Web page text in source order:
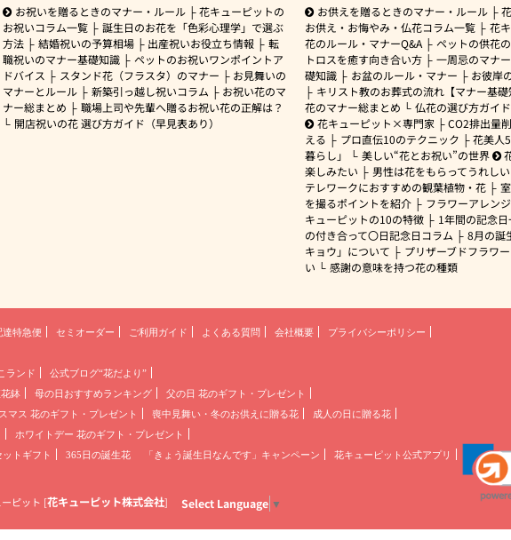
お祝いを贈るときのマナー・ルール
花キューピットの
お祝いコラム一覧
誕生日のお花を「色彩心理学」で選ぶ
方法
結婚祝いの予算相場 出産祝いお役立ち情報
転
職祝いのマナー基礎知識
ペットのお祝いワンポイントア
ドバイス
スタンド花（フラスタ）のマナー
お見舞いの
マナーとルール
新築引っ越し祝いコラム
お祝い花のマ
ナー総まとめ
職場上司や先輩へ贈るお祝い花の正解は？
開店祝いの花 選び方ガイド（早見表あり）
お供えを贈るときのマナー・ルール
お供え・お悔やみ・仏花コラム一覧
花
花のルール・マナーQ&A
ペットの供花
トロスを癒す向き合い方
一周忌のマナー
礎知識
お盆のルール・マナー
お彼岸
キリスト教のお葬式の流れ【マナー基礎
花のマナー総まとめ
仏花の選び方ガイ
花キューピット×専門家
CO2排出量
える
プロ直伝10のテクニック
花美人
暮らし」
美しい“花とお祝い”の世界
楽しみたい
男性は花をもらってうれし
テレワークにおすすめの観葉植物・花
を撮るポイントを紹介
フラワーアレン
キューピットの10の特徴
1年間の記念日
の付き合って〇日記念日コラム
8月の誕
キョウ」について
プリザーブドフラワ
い
感謝の意味を持つ花の種類
達特急便 セミオーダー ご利用ガイド よくある質問 会社概要
プライバシーポリシー
ランド
公式ブログ“花だより”
鉢 母の日おすすめランキング
父の日 花のギフト・プレゼント
マス 花のギフト・プレゼント 喪中見舞い・冬のお供えに贈る花
成人の日に贈る花
ホワイトデー 花のギフト・プレゼント
トギフト 365日の誕生花 「きょう誕生日なんです」キャンペーン
花キューピット公式アプリ
ピット [花キューピット株式会社] Select Language ▼